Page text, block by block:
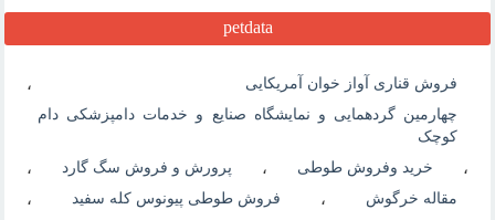
petdata
فروش قناری آواز خوان آمریکایی ،
چهارمین گردهمایی و نمایشگاه صنایع و خدمات دامپزشکی دام
کوچک
، خرید وفروش طوطی ، پرورش و فروش سگ گارد ،
مقاله خرگوش ، فروش طوطی پیونوس کله سفید ،